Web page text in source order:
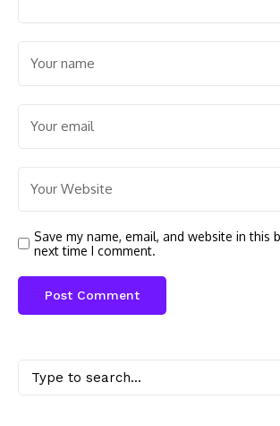
Save my name, email, and website in this
next time I comment.